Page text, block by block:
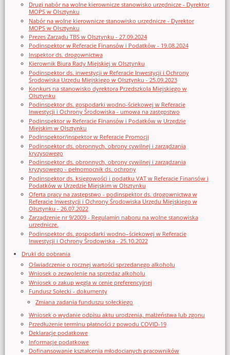
Drugi nabór na wolne kierownicze stanowisko urzędnicze - Dyrektor
MOPS w Olsztynku
Nabór na wolne kierownicze stanowisko urzędnicze - Dyrektor
MOPS w Olsztynku
Prezes Zarządu TBS w Olsztynku - 27.09.2024
Podinspektor w Referacie Finansów i Podatków - 19.08.2024
Inspektor ds. drogownictwa
Kierownik Biura Rady Miejskiej w Olsztynku
Podinspektor ds. inwestycji w Referacie Inwestycji i Ochrony
Środowiska Urzędu Miejskiego w Olsztynku - 25.09.2023
Konkurs na stanowisko dyrektora Przedszkola Miejskiego w
Olsztynku
Podinspektor ds. gospodarki wodno-ściekowej w Referacie
Inwestycji i Ochrony Środowiska - umowa na zastępstwo
Podinspektor w Referacie Finansów i Podatków w Urzędzie
Miejskim w Olsztynku
Podinspektor/inspektor w Referacie Promocji
Podinspektor ds. obronnych, obrony cywilnej i zarządzania
kryzysowego
Podinspektor ds. obronnych, obrony cywilnej i zarządzania
kryzysowego - pełnomocnik ds. ochrony
Podinspektor ds. księgowości i podatku VAT w Referacie Finansów i
Podatków w Urzędzie Miejskim w Olsztynku
Oferta pracy na zastępstwo - podinspektor ds. drogownictwa w
Referacie Inwestycji i Ochrony Środowiska Urzędu Miejskiego w
Olsztynku - 26.07.2022
Zarządzenie nr 9/2009 - Regulamin naboru na wolne stanowiska
urzędnicze.
Podinspektor ds. gospodarki wodno–ściekowej w Referacie
Inwestycji i Ochrony Środowiska - 25.10.2022
Druki do pobrania
Oświadczenie o rocznej wartości sprzedanego alkoholu
Wniosek o zezwolenie na sprzedaz alkoholu
Wniosek o zakup węgla w cenie preferencyjnej
Fundusz Sołecki - dokumenty
Zmiana zadania funduszu sołeckiego
Wniosek o wydanie odpisu aktu urodzenia, małżeństwa lub zgonu
Przedłużenie terminu płatności z powodu COVID-19
Deklaracje podatkowe
Informacje podatkowe
Dofinansowanie kształcenia młodocianych pracowników